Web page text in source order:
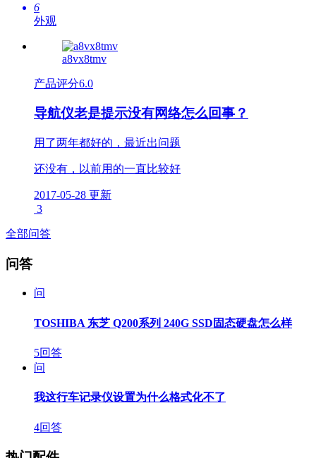
6
外观
a8vx8tmv
产品评分6.0
导航仪老是提示没有网络怎么回事？
用了两年都好的，最近出问题
还没有，以前用的一直比较好
2017-05-28 更新
3
全部问答
问答
问
TOSHIBA 东芝 Q200系列 240G SSD固态硬盘怎么样
5回答
问
我这行车记录仪设置为什么格式化不了
4回答